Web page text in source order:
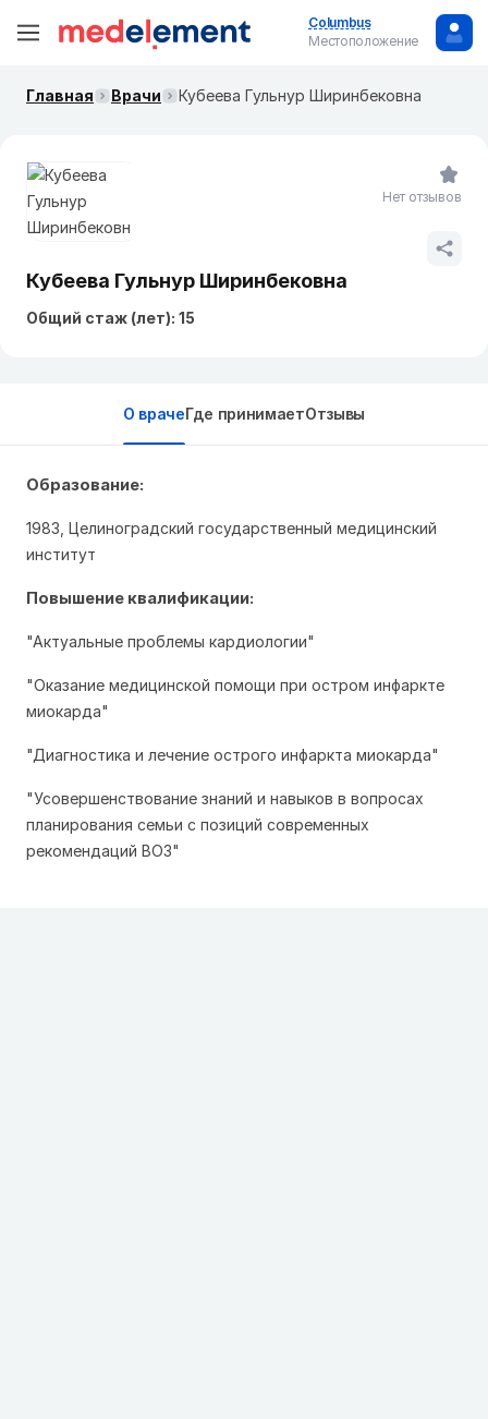
Columbus
Местоположение
Главная Врачи Кубеева Гульнур Ширинбековна
Кубеева Гульнур Ширинбековна
Общий стаж (лет): 15
Нет отзывов
О врачеГде принимаетОтзывы
Образование:
1983, Целиноградский государственный медицинский
институт
Повышение квалификации:
"Актуальные проблемы кардиологии"
"Оказание медицинской помощи при остром инфаркте
миокарда"
"Диагностика и лечение острого инфаркта миокарда"
"Усовершенствование знаний и навыков в вопросах
планирования семьи с позиций современных
рекомендаций ВОЗ"